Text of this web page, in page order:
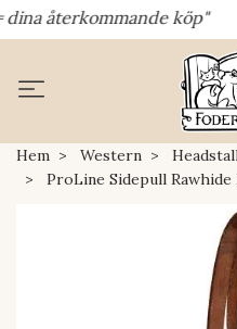
återkommande köp"
Hem Western
ProLine Sidepull Rawhide